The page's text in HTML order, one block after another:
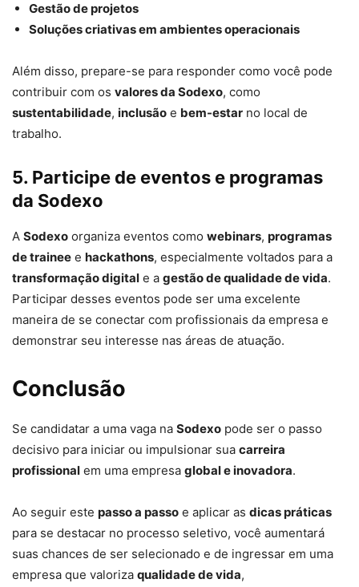
Gestão de projetos
Soluções criativas em ambientes operacionais
Além disso, prepare-se para responder como você pode
contribuir com os valores da Sodexo, como
sustentabilidade, inclusão e bem-estar no local de
trabalho.
5. Participe de eventos e programas
da Sodexo
A Sodexo organiza eventos como webinars, programas
de trainee e hackathons, especialmente voltados para a
transformação digital e a gestão de qualidade de vida.
Participar desses eventos pode ser uma excelente
maneira de se conectar com profissionais da empresa e
demonstrar seu interesse nas áreas de atuação.
Conclusão
Se candidatar a uma vaga na Sodexo pode ser o passo
decisivo para iniciar ou impulsionar sua carreira
profissional em uma empresa global e inovadora.
Ao seguir este passo a passo e aplicar as dicas práticas
para se destacar no processo seletivo, você aumentará
suas chances de ser selecionado e de ingressar em uma
empresa que valoriza qualidade de vida,